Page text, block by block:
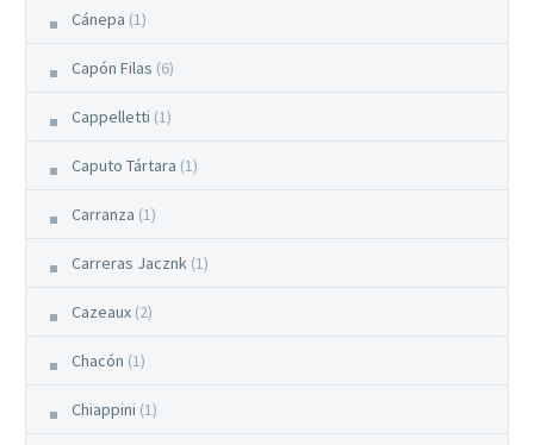
Cánepa (1)
Capón Filas (6)
Cappelletti (1)
Caputo Tártara (1)
Carranza (1)
Carreras Jacznk (1)
Cazeaux (2)
Chacón (1)
Chiappini (1)